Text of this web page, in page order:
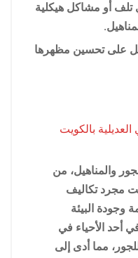
تلف أو مشاكل هيكلية
على تحسين مظهرها
بالكويت
والمناهيل، من
مجرد تكاليف
وجودة البيئة
أحد الأحياء في
مما أدى إلى